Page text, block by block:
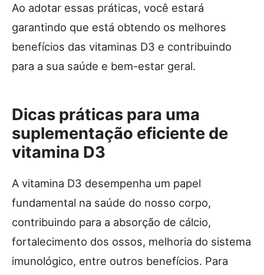
Ao adotar essas práticas, você estará
garantindo que está obtendo os melhores
benefícios das vitaminas D3 e contribuindo
para a sua saúde e bem-estar geral.
Dicas práticas para uma
suplementação eficiente de
vitamina D3
A vitamina D3 desempenha um papel
fundamental na saúde do nosso corpo,
contribuindo para a absorção de cálcio,
fortalecimento dos ossos, melhoria do sistema
imunológico, entre outros benefícios. Para